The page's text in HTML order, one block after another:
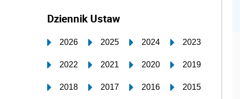
Dziennik Ustaw
2026 2025 2024 2023
2022 2021 2020 2019
2018 2017 2016 2015